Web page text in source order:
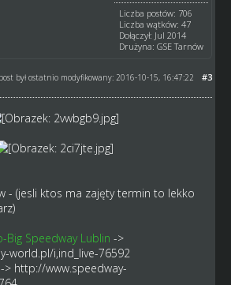
Liczba postów: 706
Liczba wątków: 47
Dołączył: Jul 2014
Drużyna: GSE Tarnów
#3
był ostatnio modyfikowany: 2016-10-15, 16:47:22
- (jesli ktos ma zajęty termin to lekko
Big Speedway Lublin ->
world.pl/i,ind_live-76592
-> http://www.speedway-